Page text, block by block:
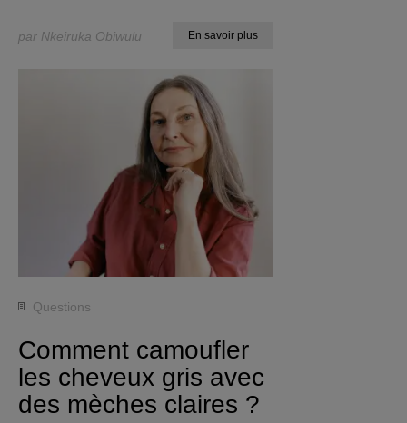
par Nkeiruka Obiwulu En savoir plus
Questions
Comment camoufler
les cheveux gris avec
des mèches claires ?